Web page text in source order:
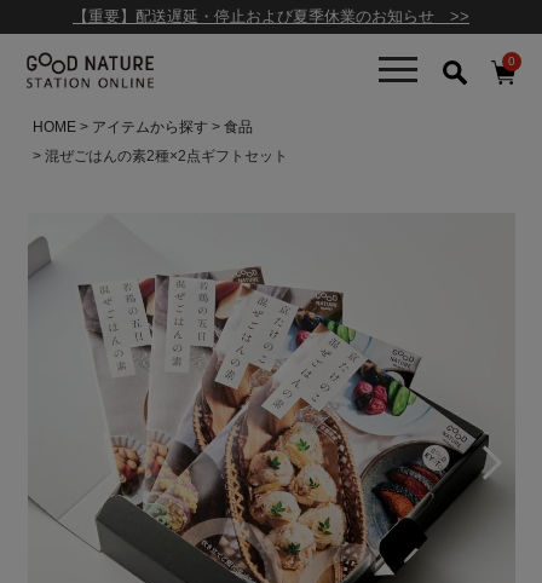
【重要】配送遅延・停止および夏季休業のお知らせ >>
0
HOME アイテムから探す
食品
混ぜごはんの素2種×2点ギフトセット